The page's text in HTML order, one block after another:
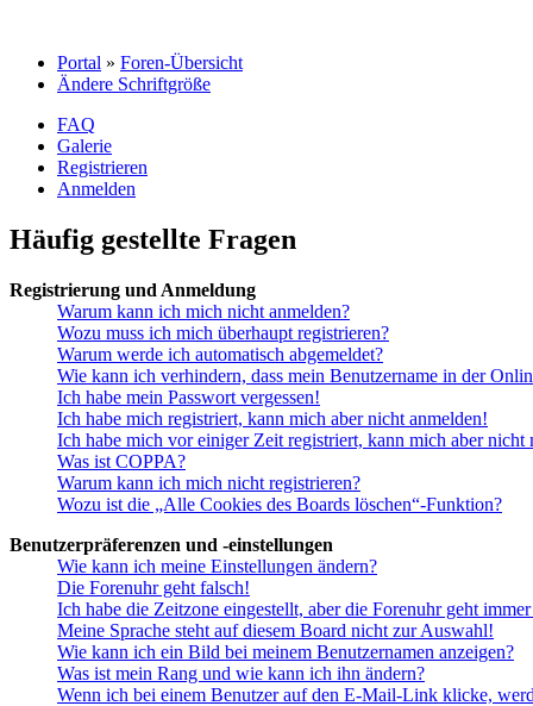
Portal » Foren-Übersicht
Ändere Schriftgröße
FAQ
Galerie
Registrieren
Anmelden
Häufig gestellte Fragen
Registrierung und Anmeldung
Warum kann ich mich nicht anmelden?
Wozu muss ich mich überhaupt registrieren?
Warum werde ich automatisch abgemeldet?
Wie kann ich verhindern, dass mein Benutzername in der
Ich habe mein Passwort vergessen!
Ich habe mich registriert, kann mich aber nicht anmelden!
Ich habe mich vor einiger Zeit registriert, kann mich aber nicht
Was ist COPPA?
Warum kann ich mich nicht registrieren?
Wozu ist die „Alle Cookies des Boards löschen“-Funktion?
Benutzerpräferenzen und -einstellungen
Wie kann ich meine Einstellungen ändern?
Die Forenuhr geht falsch!
Ich habe die Zeitzone eingestellt, aber die Forenuhr geht
Meine Sprache steht auf diesem Board nicht zur Auswahl!
Wie kann ich ein Bild bei meinem Benutzernamen anzeigen?
Was ist mein Rang und wie kann ich ihn ändern?
Wenn ich bei einem Benutzer auf den E-Mail-Link klicke,